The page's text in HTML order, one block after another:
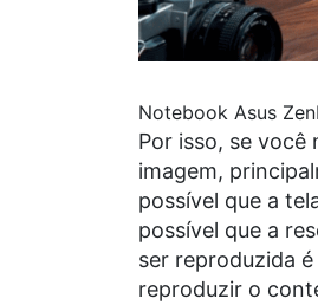
Notebook Asus
Por isso, se você
imagem,
possível que a
possível que a
ser reproduzida
reproduzir o